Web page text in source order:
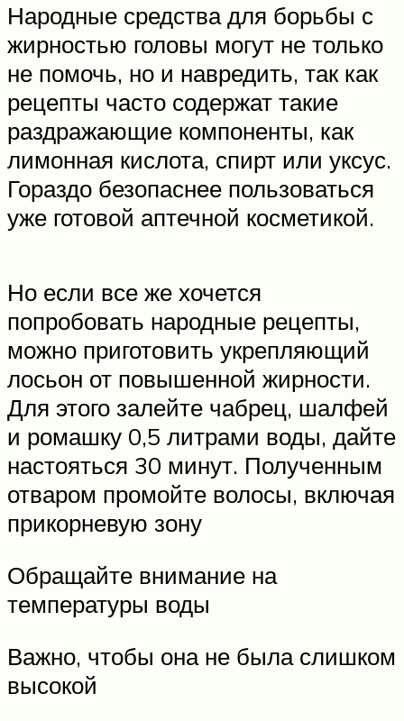
Народные средства для борьбы с
жирностью головы могут не только
не помочь, но и навредить, так как
рецепты часто содержат такие
раздражающие компоненты, как
лимонная кислота, спирт или уксус.
Гораздо безопаснее пользоваться
уже готовой аптечной косметикой.
Но если все же хочется
попробовать народные рецепты,
можно приготовить укрепляющий
лосьон от повышенной жирности.
Для этого залейте чабрец, шалфей
и ромашку 0,5 литрами воды, дайте
настояться 30 минут. Полученным
отваром промойте волосы, включая
прикорневую зону
Обращайте внимание на
температуры воды
Важно, чтобы она не была слишком
высокой